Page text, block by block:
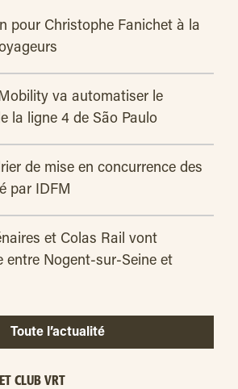
pour Christophe Fanichet à la
va automatiser le
la ligne 4 de São Paulo
de mise en concurrence des
par IDFM
et Colas Rail vont
entre Nogent-sur-Seine et
Toute l’actualité
CLUB VRT